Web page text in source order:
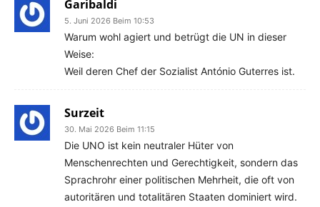
Garibaldi
5. Juni 2026 Beim 10:53
Warum wohl agiert und betrügt die UN in dieser
Weise:
Weil deren Chef der Sozialist António Guterres ist.
Surzeit
30. Mai 2026 Beim 11:15
Die UNO ist kein neutraler Hüter von
Menschenrechten und Gerechtigkeit, sondern das
Sprachrohr einer politischen Mehrheit, die oft von
autoritären und totalitären Staaten dominiert wird.